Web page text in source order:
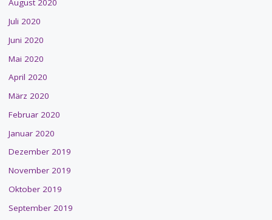
August 2020
Juli 2020
Juni 2020
Mai 2020
April 2020
März 2020
Februar 2020
Januar 2020
Dezember 2019
November 2019
Oktober 2019
September 2019